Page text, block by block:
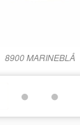
8900 MARINEBLÅ